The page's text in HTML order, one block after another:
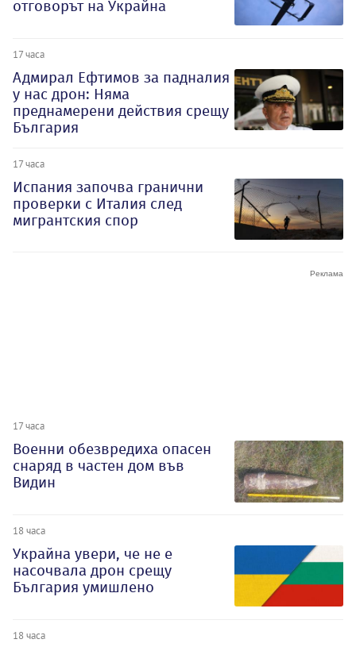
отговорът на Украйна
17 часа
Адмирал Ефтимов за падналия
у нас дрон: Няма
преднамерени действия срещу
България
17 часа
Испания започва гранични
проверки с Италия след
мигрантския спор
17 часа
Военни обезвредиха опасен
снаряд в частен дом във
Видин
18 часа
Украйна увери, че не е
насочвала дрон срещу
България умишлено
18 часа